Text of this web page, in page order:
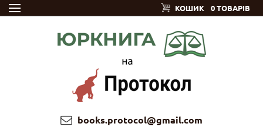
КОШИК 0 ТОВАРІВ
books.protocol@gmail.com